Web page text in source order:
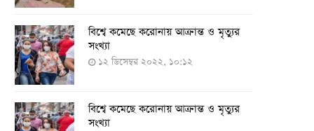
বিশ্বে কমেছে করোনায় আক্রান্ত ও মৃত্যুর
সংখ্যা
১২ ডিসেম্বর ২০২২, ১০:১২
বিশ্বে কমেছে করোনায় আক্রান্ত ও মৃত্যুর
সংখ্যা